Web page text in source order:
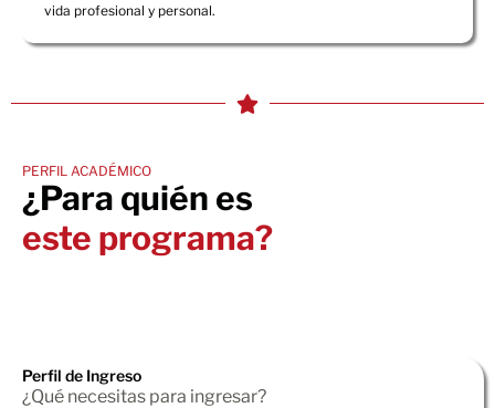
vida profesional y personal.
PERFIL ACADÉMICO
¿Para quién es
este programa?
Perfil de Ingreso
¿Qué necesitas para ingresar?